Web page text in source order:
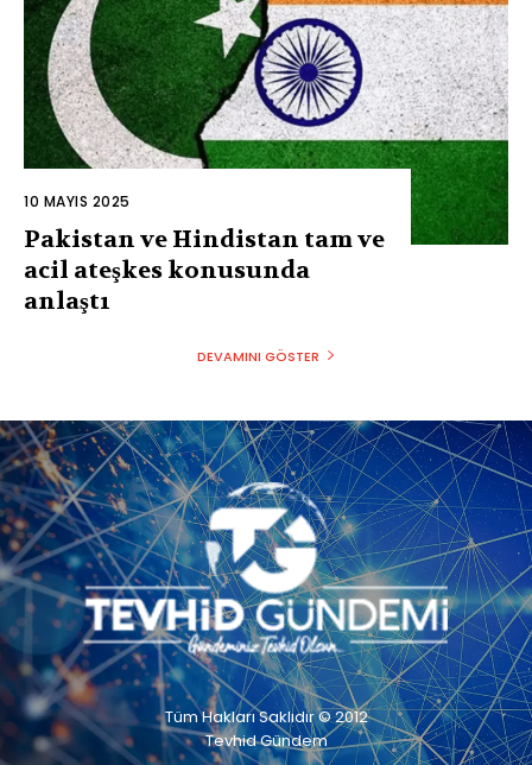
10 MAYIS 2025
Pakistan ve Hindistan tam ve
acil ateşkes konusunda
anlaştı
DEVAMINI GÖSTER
Tüm Hakları Saklıdır © 2012
Tevhid Gündem